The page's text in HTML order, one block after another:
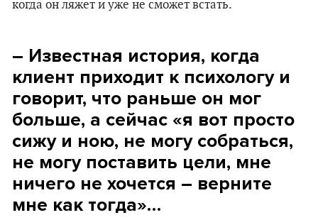
когда он ляжет и уже не сможет встать.
– Известная история, когда
клиент приходит к психологу и
говорит, что раньше он мог
больше, а сейчас «я вот просто
сижу и ною, не могу собраться,
не могу поставить цели, мне
ничего не хочется – верните
мне как тогда»…